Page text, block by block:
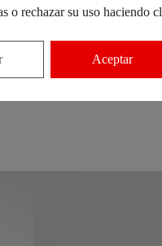
con una alta
o rechazar su uso haciendo
Aceptar